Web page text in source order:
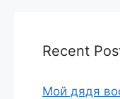
Recent
Мой дядя